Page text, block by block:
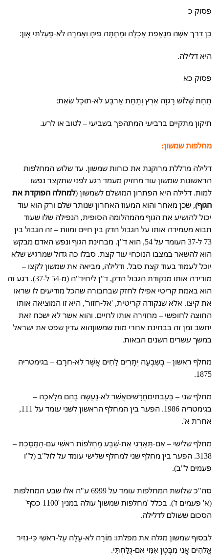
פסוק כ
כֵּן דֶּרֶךְ אִשָּׁה מְנָאָפֶת אָכְלָה וּמָחֲתָה פִיהָ וְאָמְרָה לֹא-פָעַלְתִּי אָוֶן:
היא דלילה.
פסוק כא
תַּחַת שָׁלוֹשׁ רָגְזָה אֶרֶץ וְתַחַת אַרְבַּע לֹא-תוּכַל שְׂאֵת:
תיקון מתקיים ברביעי המתהפך בשביעי – לטוב או לרע.
מחלפות שמשון:
דלילה מדללת מרוקנת את כוחות שמשון. עד שלוש המחלפות
הראשונות שמשון עוד מחזיק מעמד רגע לפני שתקצר נפשו
למות. דלילה היא הפתרון המושלם לשמשון (למחלה הפוקדת את
הגוף), שכן מאחר והוא המעוז האחרון שנותר שלם ורק הוא עוד
יכול להושיע את הגוף מהמהלומה הסופית, הנפילה שלו שעוד
תבוא מעמידה אותו על הגבול הדק בין חיים ומוות – זה הגבול בין
73 ל-37 העומד על 54, הוא ד"ן. מבחינת הגוף ונפש האדם מבקש
הוא להשאר במצבו הנוכחי עוד קצת. סבלו כה גדול שמרגיש שלא
יוכל לעמוד בעוד קצת סבל. ודלילה, מביאה את שמשון לקצו –
מורידה אותו מנקודת הגבול הדק, ד"ן ליחיד"ה (מ-54 ל-37). רגע זה
הוא באמת קריטי אפילו לחזק שבחבורה שהכל מודיעים לו שראו
את קיצו. אלא שנקודה קריטית, 'אל-חזור', היא זו המוציאה אותו
החוצה לחופשי – מחזירה אותו לחיים. והוא אשר לא ישכח זאת
יחשב זמן זה בבחינת אחרי מות שמשוןהוא עדין שפט את ישראל
במשך עשרים השנים הבאות.
מחלף ראשון – בְּשִׁבְעָה יְתָרִים לַחִים אֲשֶׁר לא-חרָבוּ – בגימטריה
1875.
מחלף שני – בַּעֲבתִיםחֲדָשִׁיםאֲשֶׁר לא-נַעֲשָה בָהֶם מְלָאכָה –
בגימטריה 1986. הפער בין המחלף הראשון לשני עומד על 111,
אחרת א'.
מחלף שלישי – אִם-תַּאַרְגִי אֶת-שֶׁבַע מַחְלְפוֹת ראשִׁי עִם-הַמַּסָּכֶת –
3138. הפער בין מחלף שני למחלף שלישי עומד על לול"ב (ל"ו
פעמים ל"ב).
סה"כ שלושת המחלפות עומד על 6999 ע"ה אלו שבע המחלפות
(א' פעמים ז'). בכלל 'מחלפות שמשון' עולה במנין '1100 כסף'
הסכום ששולם לדלילה.
לבסוף שמשון מגלה את מפלתו: מוֹרָה לא-עָלָה עַל-ראשִׁי כִּי-נְזִיר
אֱלהִים אֲנִי מִבֶּטֶן אִמִּי אִם-גֻּלַּחְתִּי.